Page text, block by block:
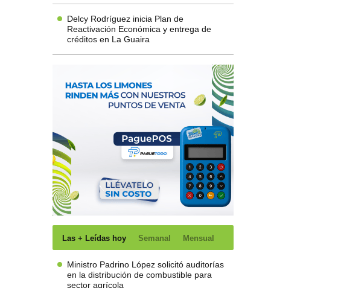
Delcy Rodríguez inicia Plan de
Reactivación Económica y entrega de
créditos en La Guaira
Las + Leídas hoy Semanal Mensual
Ministro Padrino López solicitó auditorías
en la distribución de combustible para
sector agrícola